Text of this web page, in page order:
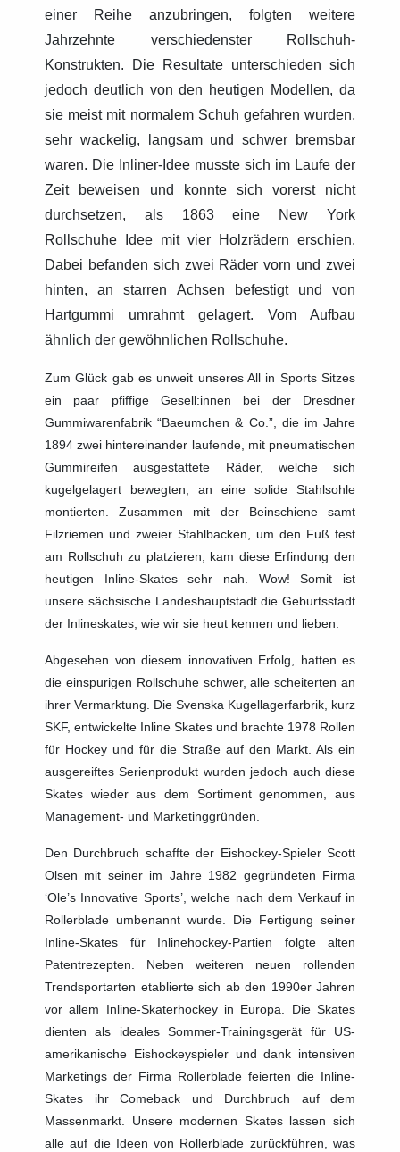
einer Reihe anzubringen, folgten weitere
Jahrzehnte verschiedenster Rollschuh-
Konstrukten. Die Resultate unterschieden sich
jedoch deutlich von den heutigen Modellen, da
sie meist mit normalem Schuh gefahren wurden,
sehr wackelig, langsam und schwer bremsbar
waren. Die Inliner-Idee musste sich im Laufe der
Zeit beweisen und konnte sich vorerst nicht
durchsetzen, als 1863 eine New York
Rollschuhe Idee mit vier Holzrädern erschien.
Dabei befanden sich zwei Räder vorn und zwei
hinten, an starren Achsen befestigt und von
Hartgummi umrahmt gelagert. Vom Aufbau
ähnlich der gewöhnlichen Rollschuhe.
Zum Glück gab es unweit unseres All in Sports Sitzes
ein paar pfiffige Gesell:innen bei der Dresdner
Gummiwarenfabrik “Baeumchen & Co.”, die im Jahre
1894 zwei hintereinander laufende, mit pneumatischen
Gummireifen ausgestattete Räder, welche sich
kugelgelagert bewegten, an eine solide Stahlsohle
montierten. Zusammen mit der Beinschiene samt
Filzriemen und zweier Stahlbacken, um den Fuß fest
am Rollschuh zu platzieren, kam diese Erfindung den
heutigen Inline-Skates sehr nah. Wow! Somit ist
unsere sächsische Landeshauptstadt die Geburtsstadt
der Inlineskates, wie wir sie heut kennen und lieben.
Abgesehen von diesem innovativen Erfolg, hatten es
die einspurigen Rollschuhe schwer, alle scheiterten an
ihrer Vermarktung. Die Svenska Kugellagerfarbrik, kurz
SKF, entwickelte Inline Skates und brachte 1978 Rollen
für Hockey und für die Straße auf den Markt. Als ein
ausgereiftes Serienprodukt wurden jedoch auch diese
Skates wieder aus dem Sortiment genommen, aus
Management- und Marketinggründen.
Den Durchbruch schaffte der Eishockey-Spieler Scott
Olsen mit seiner im Jahre 1982 gegründeten Firma
‘Ole’s Innovative Sports’, welche nach dem Verkauf in
Rollerblade umbenannt wurde. Die Fertigung seiner
Inline-Skates für Inlinehockey-Partien folgte alten
Patentrezepten. Neben weiteren neuen rollenden
Trendsportarten etablierte sich ab den 1990er Jahren
vor allem Inline-Skaterhockey in Europa. Die Skates
dienten als ideales Sommer-Trainingsgerät für US-
amerikanische Eishockeyspieler und dank intensiven
Marketings der Firma Rollerblade feierten die Inline-
Skates ihr Comeback und Durchbruch auf dem
Massenmarkt. Unsere modernen Skates lassen sich
alle auf die Ideen von Rollerblade zurückführen, was